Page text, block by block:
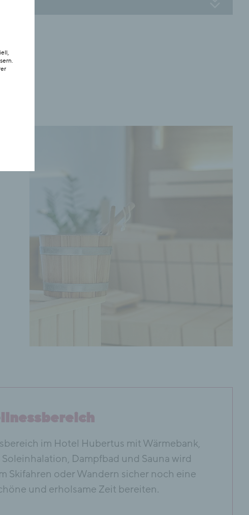
im Hotel Hubertus mit Wärmebank,
Dampfbad und Sauna wird
Skifahren oder Wandern sicher noch eine
und erholsame Zeit bereiten.